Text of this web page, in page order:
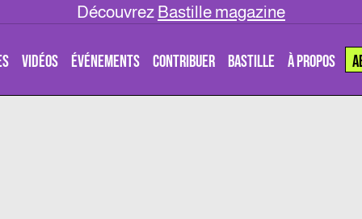
Découvrez Bastille magazine
VIDÉOS ÉVÉNEMENTS CONTRIBUER BASTILLE À PROPOS